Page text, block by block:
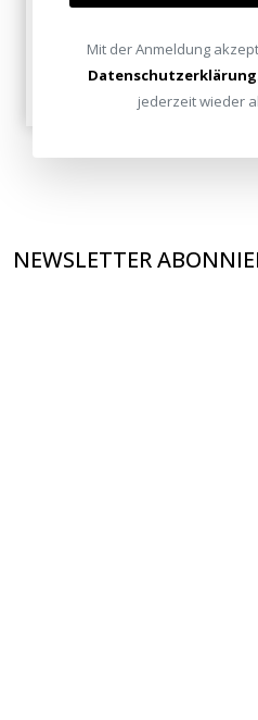
NEWSLETTER
Mit der Anmeldung
Datenschutzerklärung
jederzeit wieder